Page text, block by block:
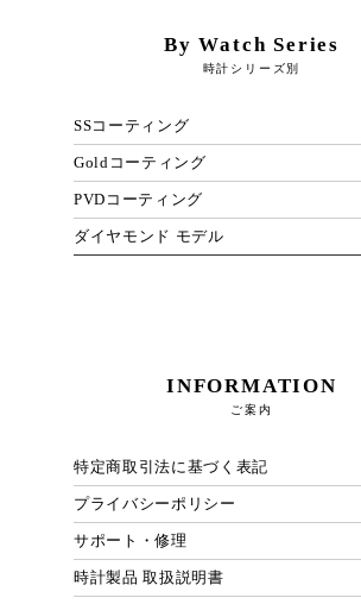
By Watch Series
時計シリーズ別
SSコーティング
Goldコーティング
PVDコーティング
ダイヤモンド モデル
INFORMATION
ご案内
特定商取引法に基づく表記
プライバシーポリシー
サポート・修理
時計製品 取扱説明書